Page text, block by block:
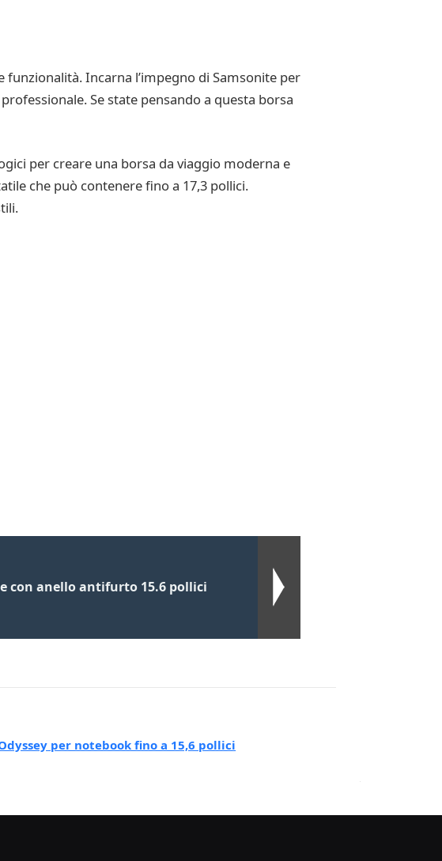
Incarna l’impegno di Samsonite per
Se state pensando a questa borsa
per creare una borsa da viaggio moderna e
che può contenere fino a 17,3 pollici.
con anello antifurto 15.6 pollici
Odyssey per notebook fino a 15,6 pollici